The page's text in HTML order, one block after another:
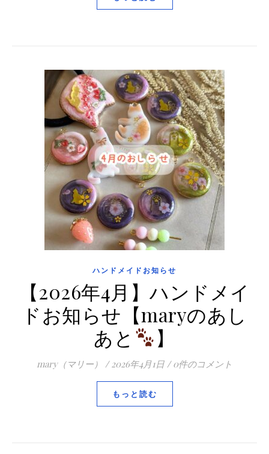
ハンドメイドお知らせ
【2026年4月】ハンドメイ
ドお知らせ【maryのあし
あと
】
mary（マリー） / 2026年4月1日 / 0件のコメント
もっと読む